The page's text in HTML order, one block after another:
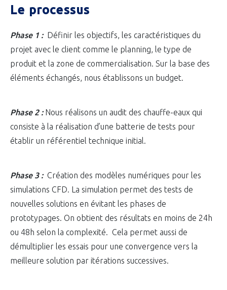
Le processus
Phase 1 : Définir les objectifs, les caractéristiques du
projet avec le client comme le planning, le type de
produit et la zone de commercialisation. Sur la base des
éléments échangés, nous établissons un budget.
Phase 2 : Nous réalisons un audit des chauffe-eaux qui
consiste à la réalisation d’une batterie de tests pour
établir un référentiel technique initial.
Phase 3 :Création des modèles numériques pour les
simulations CFD. La simulation permet des tests de
nouvelles solutions en évitant les phases de
prototypages. On obtient des résultats en moins de 24h
ou 48h selon la complexité. Cela permet aussi de
démultiplier les essais pour une convergence vers la
meilleure solution par itérations successives.